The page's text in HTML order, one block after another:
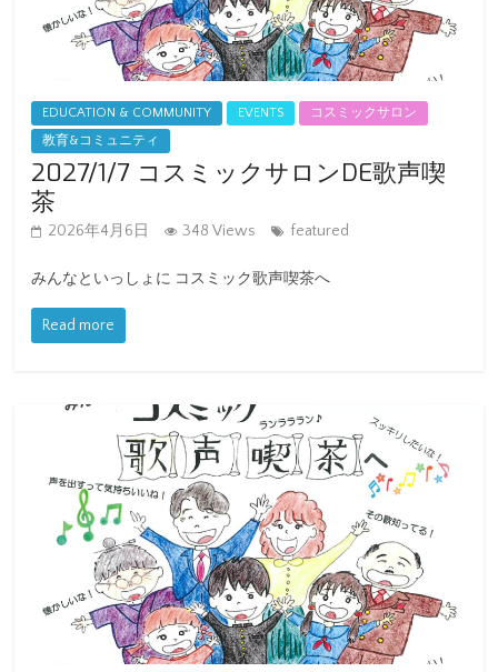
EDUCATION & COMMUNITY EVENTS
コスミックサロン
教育&コミュニティ
2027/1/7 コスミックサロンDE歌声喫
茶
2026年4月6日 348 Views featured
みんなといっしょに コスミック歌声喫茶へ
Read more